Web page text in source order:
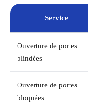
Service
Ouverture de portes
blindées
Ouverture de portes
bloquées